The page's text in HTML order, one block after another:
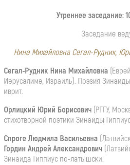
Утреннее заседание:
Заседание
Нина Михайловна Сегал-Рудник,
Сегал-Рудник Нина Михайловна
Иерусалиме, Израиль). Поэзия
иврит.
Орлицкий Юрий Борисович (РГГУ,
стихотворной поэтики Зинаиды
Спроге Людмила Васильевна
Гордин Андрей Александрович
Зинаида Гиппиус по-латышски.